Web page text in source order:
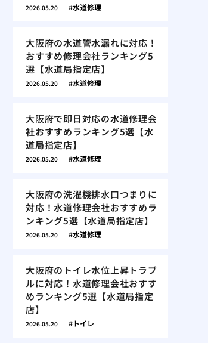
2026.05.20 水道修理
大阪府の水道管水漏れに対応！
おすすめ修理会社ランキング5
選【水道局指定店】
2026.05.20 水道修理
大阪府で即日対応の水道修理会
社おすすめランキング5選【水
道局指定店】
2026.05.20 水道修理
大阪府の洗濯機排水口つまりに
対応！水道修理会社おすすめラ
ンキング5選【水道局指定店】
2026.05.20 水道修理
大阪府のトイレ水位上昇トラブ
ルに対応！水道修理会社おすす
めランキング5選【水道局指定
店】
2026.05.20 トイレ